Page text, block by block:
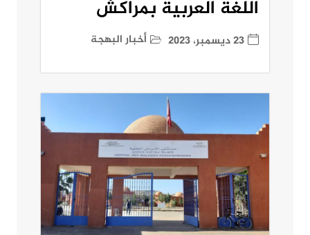
اللغة العربية بمراكش
23 ديسمبر، 2023 أخبار البهجة